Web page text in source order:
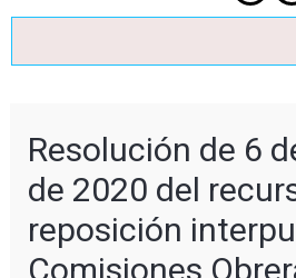
Resolución de 6
de 2020 del
reposición
Comisiones